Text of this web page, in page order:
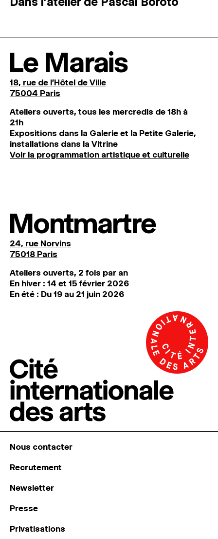
Le Marais
18, rue de l'Hôtel de Ville
75004 Paris
Ateliers ouverts, tous les mercredis de 18h à
21h
Expositions dans la Galerie et la Petite Galerie,
installations dans la Vitrine
Voir la programmation artistique et culturelle
Montmartre
24, rue Norvins
75018 Paris
Ateliers ouverts, 2 fois par an
En hiver : 14 et 15 février 2026
En été : Du 19 au 21 juin 2026
Nous contacter
Recrutement
Newsletter
Presse
Privatisations